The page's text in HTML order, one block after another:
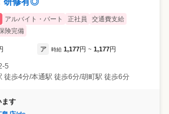
アルバイト・パート 正社員
交通費支給
険完備
ア 時給 1,177円 ~ 1,177円
5
徒歩4分/本通駅 徒歩6分/胡町駅 徒歩6分
ます